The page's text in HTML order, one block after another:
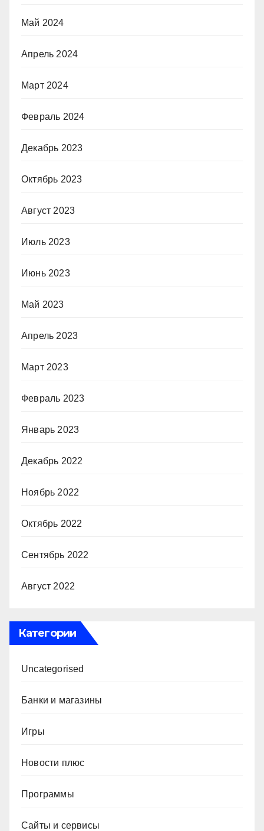
Май 2024
Апрель 2024
Март 2024
Февраль 2024
Декабрь 2023
Октябрь 2023
Август 2023
Июль 2023
Июнь 2023
Май 2023
Апрель 2023
Март 2023
Февраль 2023
Январь 2023
Декабрь 2022
Ноябрь 2022
Октябрь 2022
Сентябрь 2022
Август 2022
Категории
Uncategorised
Банки и магазины
Игры
Новости плюс
Программы
Сайты и сервисы